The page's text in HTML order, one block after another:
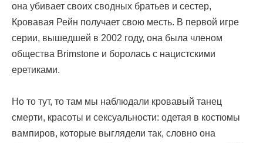
она убивает своих сводных братьев и сестер,
Кровавая Рейн получает свою месть. В первой игре
серии, вышедшей в 2002 году, она была членом
общества Brimstone и боролась с нацистскими
еретиками.
Но то тут, то там мы наблюдали кровавый танец
смерти, красоты и сексуальности: одетая в костюмы
вампиров, которые выглядели так, словно она